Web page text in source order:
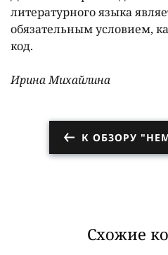
литературного языка
обязательным условием,
код.
Ирина Михайлина
К ОБЗОРУ
Схожие